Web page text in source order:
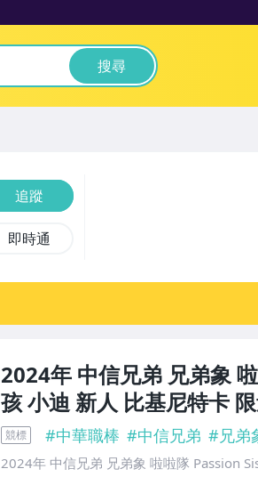
搜尋
2024年 中信兄弟 兄弟象
孩 小迪 新人 比基尼特卡
競標 #中華職棒 #中信兄弟 #兄弟
2024年 中信兄弟 兄弟象 啦啦隊 Passion
追蹤
即時通